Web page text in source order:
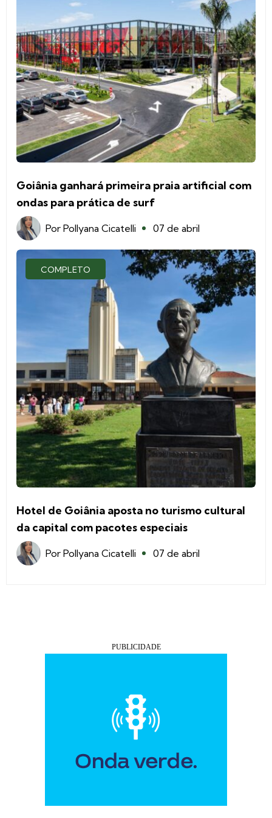
Goiânia ganhará primeira praia artificial com
ondas para prática de surf
Por Pollyana Cicatelli 07 de abril
COMPLETO
Hotel de Goiânia aposta no turismo cultural
da capital com pacotes especiais
Por Pollyana Cicatelli 07 de abril